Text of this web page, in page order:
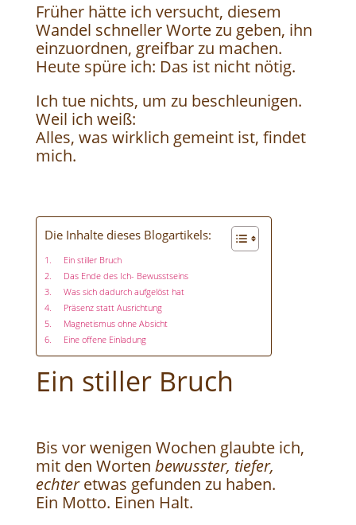
Früher hätte ich versucht, diesem
Wandel schneller Worte zu geben, ihn
einzuordnen, greifbar zu machen.
Heute spüre ich: Das ist nicht nötig.
Ich tue nichts, um zu beschleunigen.
Weil ich weiß:
Alles, was wirklich gemeint ist, findet
mich.
Die Inhalte dieses Blogartikels:
Ein stiller Bruch
Das Ende des Ich- Bewusstseins
Was sich dadurch aufgelöst hat
Präsenz statt Ausrichtung
Magnetismus ohne Absicht
Eine offene Einladung
Ein stiller Bruch
Bis vor wenigen Wochen glaubte ich,
mit den Worten bewusster, tiefer,
echteretwas gefunden zu haben.
Ein Motto. Einen Halt.